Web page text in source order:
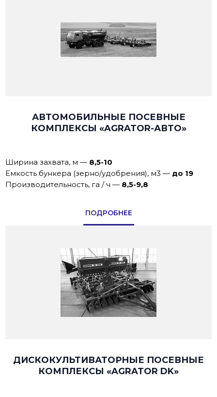
АВТОМОБИЛЬНЫЕ ПОСЕВНЫЕ
КОМПЛЕКСЫ «AGRATOR-АВТО»
Ширина захвата, м — 8,5-10
Емкость бункера (зерно/удобрения), м3 — до 19
Производительность, га / ч — 8,5-9,8
ПОДРОБНЕЕ
ДИСКОКУЛЬТИВАТОРНЫЕ ПОСЕВНЫЕ
КОМПЛЕКСЫ «AGRATOR DK»